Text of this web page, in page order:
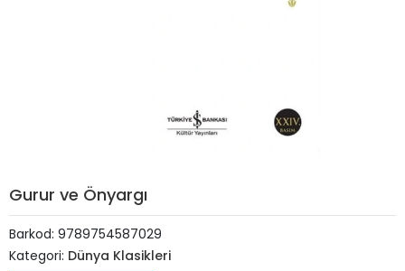
Gurur ve Önyargı
Barkod: 9789754587029
Kategori: Dünya Klasikleri